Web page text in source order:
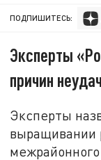
ПОДПИШИТЕСЬ:
Эксперты
причин
Эксперты
выращивании